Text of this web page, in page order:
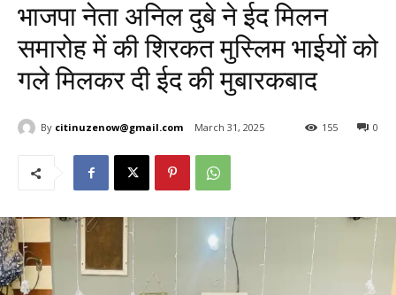
भाजपा नेता अनिल दुबे ने ईद मिलन
समारोह में की शिरकत मुस्लिम भाईयों को
गले मिलकर दी ईद की मुबारकबाद
By citinuzenow@gmail.com March 31, 2025 0
155